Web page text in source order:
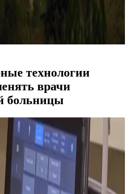
технологии
врачи
больницы